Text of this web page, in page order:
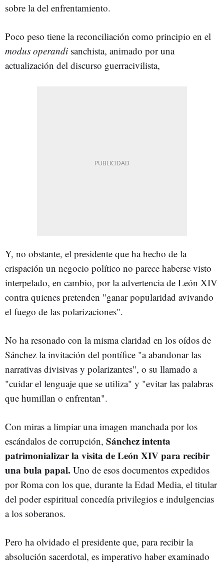
sobre la del enfrentamiento.
Poco peso tiene la reconciliación como principio en el
modus operandi sanchista, animado por una
actualización del discurso guerracivilista,
Y, no obstante, el presidente que ha hecho de la
crispación un negocio político no parece haberse visto
interpelado, en cambio, por la advertencia de León XIV
contra quienes pretenden "ganar popularidad avivando
el fuego de las polarizaciones".
No ha resonado con la misma claridad en los oídos de
Sánchez la invitación del pontífice "a abandonar las
narrativas divisivas y polarizantes", o su llamado a
"cuidar el lenguaje que se utiliza" y "evitar las palabras
que humillan o enfrentan".
Con miras a limpiar una imagen manchada por los
escándalos de corrupción, Sánchez intenta
patrimonializar la visita de León XIV para recibir
una bula papal. Uno de esos documentos expedidos
por Roma con los que, durante la Edad Media, el titular
del poder espiritual concedía privilegios e indulgencias
a los soberanos.
Pero ha olvidado el presidente que, para recibir la
absolución sacerdotal, es imperativo haber examinado